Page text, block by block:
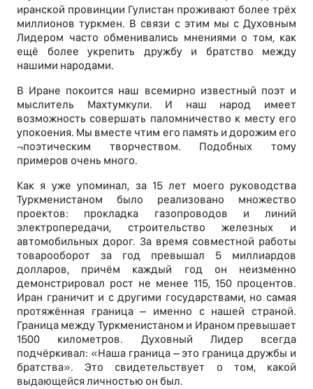
иранской провинции Гулистан проживают более трёх
миллионов туркмен. В связи с этим мы с Духовным
Лидером часто обменивались мнениями о том, как
ещё более укрепить дружбу и братство между
нашими народами.
В Иране покоится наш всемирно известный поэт и
мыслитель Махтумкули. И наш народ имеет
возможность совершать паломничество к месту его
упокоения. Мы вместе чтим его память и дорожим его
¬поэтическим творчеством. Подобных тому
примеров очень много.
Как я уже упоминал, за 15 лет моего руководства
Туркменистаном было реализовано множество
проектов: прокладка газопроводов и линий
электропередачи, строительство железных и
автомобильных дорог. За время совместной работы
товарооборот за год превышал 5 миллиардов
долларов, причём каждый год он неизменно
демонстрировал рост не менее 115, 150 процентов.
Иран граничит и с другими государствами, но самая
протяжённая граница – именно с нашей страной.
Граница между Туркменистаном и Ираном превышает
1500 километров. Духовный Лидер всегда
подчёркивал: «Наша граница – это граница дружбы и
братства». Это свидетельствует о том, какой
выдающейся личностью он был.